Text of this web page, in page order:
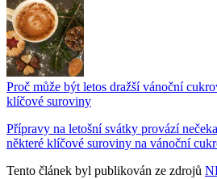
Proč může být letos dražší vánoční
klíčové suroviny
Přípravy na letošní svátky provází
některé klíčové suroviny na vánoční
Tento článek byl publikován ze zdrojů